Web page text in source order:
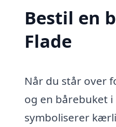
Bestil en
Flade
Når du står over
og en bårebuket
symboliserer